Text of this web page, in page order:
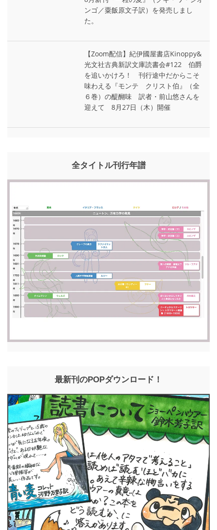
ンゴ／粟飯原文子訳）を発売しまし
た。
【Zoom配信】紀伊國屋書店Kinoppy&
光文社古典新訳文庫読書会#122 伯爵
を追いかけろ！ 刊行途中だからこそ
味わえる『モンテ゠クリスト伯』（全
６巻）の醍醐味 訳者・前山悠さんを
迎えて 8月27日（木）開催
全タイトル刊行年譜
最新刊のPOPダウンロード！